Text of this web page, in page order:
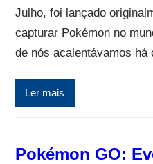
Julho, foi lançado
capturar Pokémon no
de nós acalentávamos
Ler mais
Pokémon GO: